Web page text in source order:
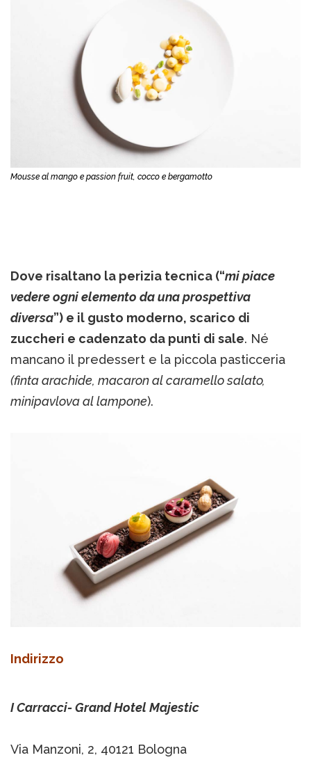
Mousse al mango e passion fruit, cocco e bergamotto
Dove risaltano la perizia tecnica (“mi piace
vedere ogni elemento da una prospettiva
diversa”) e il gusto moderno, scarico di
zuccheri e cadenzato da punti di sale. Né
mancano il predessert e la piccola pasticceria
(finta arachide, macaron al caramello salato,
minipavlova al lampone).
Indirizzo
I Carracci- Grand Hotel Majestic
Via Manzoni, 2, 40121 Bologna